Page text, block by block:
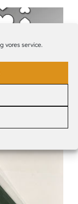
vores service.
BLA001